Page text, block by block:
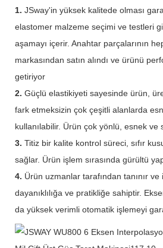
1. JSway'in yüksek kalitede olması
elastomer malzeme seçimi ve testleri
aşamayı içerir. Anahtar parçalarının
markasından satın alındı ​​ve ürünü
getiriyor
2. Güçlü elastikiyeti sayesinde ürün,
fark etmeksizin çok çeşitli alanlarda
kullanılabilir. Ürün çok yönlü, esnek ve
3. Titiz bir kalite kontrol süreci, sıfır
sağlar. Ürün işlem sırasında gürültü
4. Ürün uzmanlar tarafından tanınır ve
dayanıklılığa ve pratikliğe sahiptir.
da yüksek verimli otomatik işlemeyi